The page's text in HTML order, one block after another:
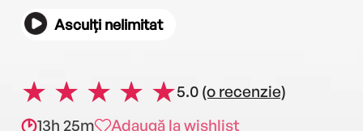
Asculți nelimitat
5.0 (o recenzie)
13h 25m
Adaugă la wishlist